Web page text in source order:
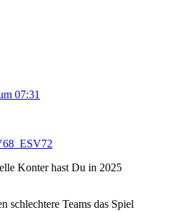
07:31
Konter hast Du in 2025
schlechtere Teams das Spiel